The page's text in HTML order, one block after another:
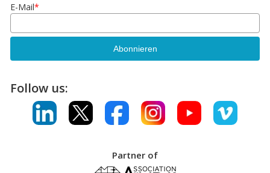
E-Mail*
Follow us:
Partner of